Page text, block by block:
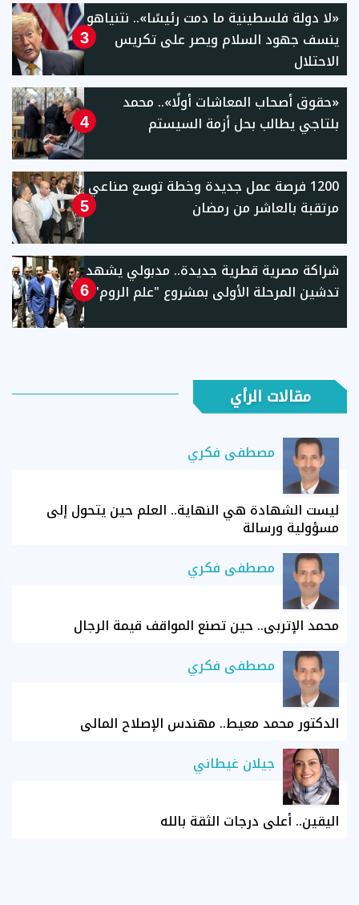
3
«لا دولة فلسطينية ما دمت رئيسًا».. نتنياهو
ينسف جهود السلام ويصر على تكريس
الاحتلال
4
«حقوق أصحاب المعاشات أولًا».. محمد
بلتاجي يطالب بحل أزمة السيستم
5
1200 فرصة عمل جديدة وخطة توسع صناعي
مرتقبة بالعاشر من رمضان
6
شراكة مصرية قطرية جديدة.. مدبولي يشهد
تدشين المرحلة الأولى بمشروع "علم الروم"
مقالات الرأي
مصطفى فكري
ليست الشهادة هي النهاية.. العلم حين يتحول إلى
مسؤولية ورسالة
مصطفى فكري
محمد الإتربي.. حين تصنع المواقف قيمة الرجال
مصطفى فكري
الدكتور محمد معيط.. مهندس الإصلاح المالي
جيلان غيطاني
اليقين.. أعلى درجات الثقة بالله